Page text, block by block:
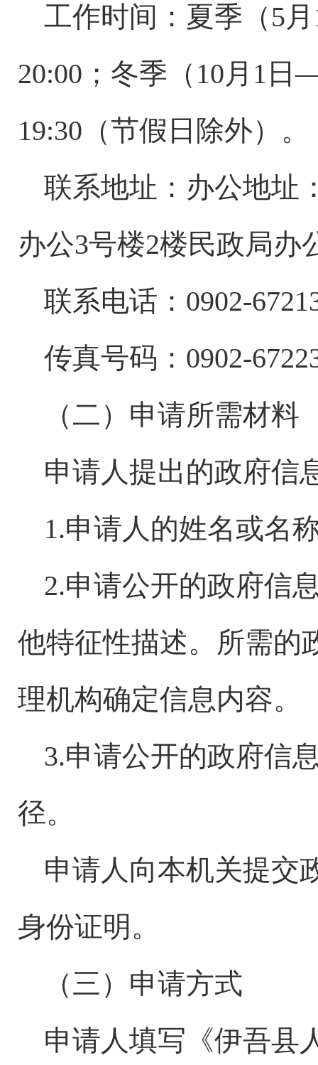
工作时间：夏季（5
20:00；冬季（10月1日
19:30（节假日除外）。
联系地址：办公地址
办公3号楼2楼民政局办
联系电话： 0902-
传真号码：0902-
（二）申请所需材料
申请人提出的政府信
1.申请人的姓名或名
2.申请公开的政府信
他特征性描述。所需的
理机构确定信息内容。
3.申请公开的政府信
径。
申请人向本机关提交
身份证明。
（三）申请方式
申请人填写《伊吾县